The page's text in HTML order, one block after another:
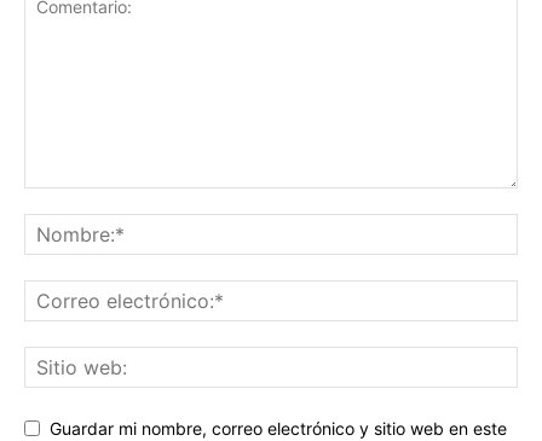
Guardar mi nombre, correo electrónico y sitio web en este